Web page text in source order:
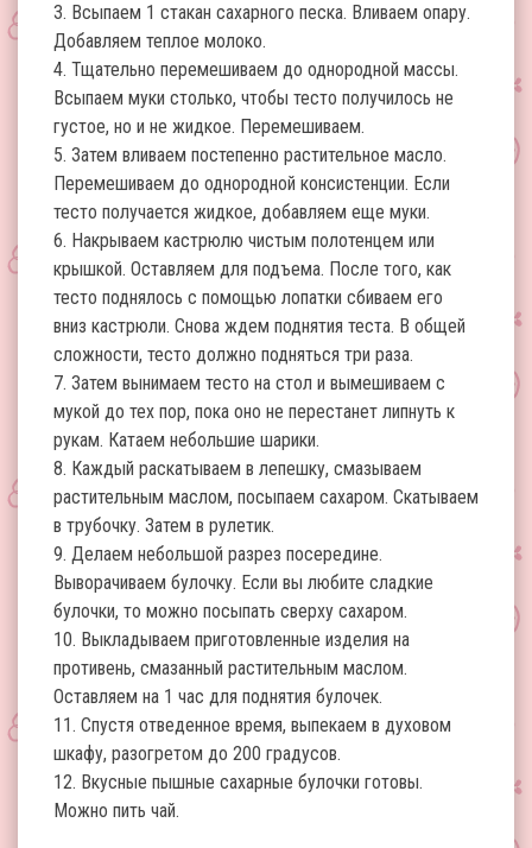
3. Всыпаем 1 стакан сахарного песка. Вливаем опару.
Добавляем теплое молоко.
4. Тщательно перемешиваем до однородной массы.
Всыпаем муки столько, чтобы тесто получилось не
густое, но и не жидкое. Перемешиваем.
5. Затем вливаем постепенно растительное масло.
Перемешиваем до однородной консистенции. Если
тесто получается жидкое, добавляем еще муки.
6. Накрываем кастрюлю чистым полотенцем или
крышкой. Оставляем для подъема. После того, как
тесто поднялось с помощью лопатки сбиваем его
вниз кастрюли. Снова ждем поднятия теста. В общей
сложности, тесто должно подняться три раза.
7. Затем вынимаем тесто на стол и вымешиваем с
мукой до тех пор, пока оно не перестанет липнуть к
рукам. Катаем небольшие шарики.
8. Каждый раскатываем в лепешку, смазываем
растительным маслом, посыпаем сахаром. Скатываем
в трубочку. Затем в рулетик.
9. Делаем небольшой разрез посередине.
Выворачиваем булочку. Если вы любите сладкие
булочки, то можно посыпать сверху сахаром.
10. Выкладываем приготовленные изделия на
противень, смазанный растительным маслом.
Оставляем на 1 час для поднятия булочек.
11. Спустя отведенное время, выпекаем в духовом
шкафу, разогретом до 200 градусов.
12. Вкусные пышные сахарные булочки готовы.
Можно пить чай.